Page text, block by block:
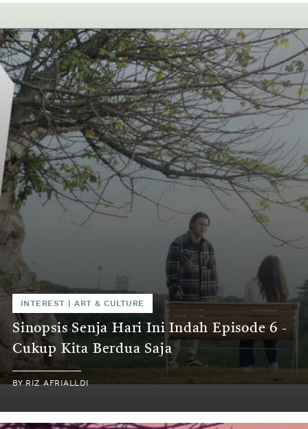
INTEREST |ART & CULTURE
Sinopsis Senja Hari Ini Indah Episode 6 -
Cukup Kita Berdua Saja
BYRIZ AFRIALLDI